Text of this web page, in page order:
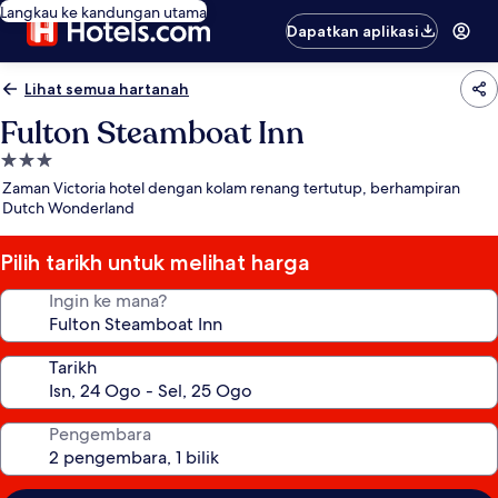
Langkau ke kandungan utama
Dapatkan aplikasi
Lihat semua hartanah
Fulton Steamboat Inn
Hartanah
3.0
bintang
Zaman Victoria hotel dengan kolam renang tertutup, berhampiran
Dutch Wonderland
Pilih tarikh untuk melihat harga
Ingin ke mana?
Tarikh
Pengembara